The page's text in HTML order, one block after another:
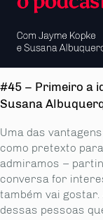
#45 – Primeiro a
Susana
Uma das
como pretexto
admiramos –
conversa for
também vai
dessas pessoas